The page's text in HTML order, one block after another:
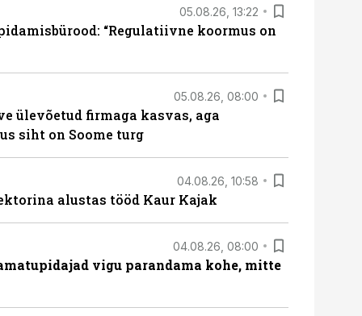
05.08.26, 13:22
“Regulatiivne koormus on
05.08.26, 08:00
ülevõetud firmaga kasvas, aga
siht on Soome turg
04.08.26, 10:58
alustas tööd Kaur Kajak
04.08.26, 08:00
vigu parandama kohe, mitte